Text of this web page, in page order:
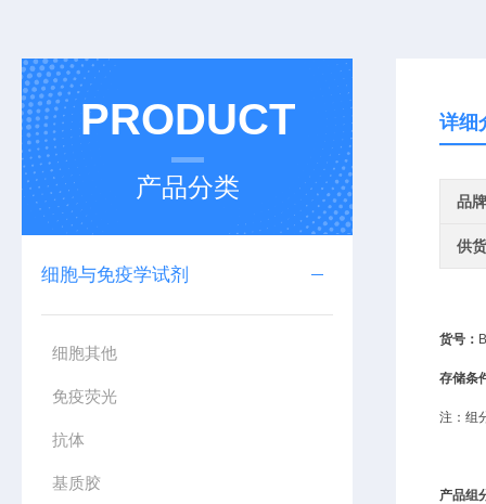
PRODUCT
产品分类
细胞与免疫学试剂
细胞其他
免疫荧光
抗体
基质胶
详细
品牌
供
货号：
存储条
注：组
产品组